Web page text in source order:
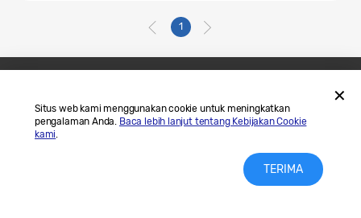
Situs web kami menggunakan cookie untuk meningkatkan
pengalaman Anda. Baca lebih lanjut tentang Kebijakan Cookie
kami.
TERIMA
1
Hubungi Kami
SAMSUNG.COM
Legal
Privasi